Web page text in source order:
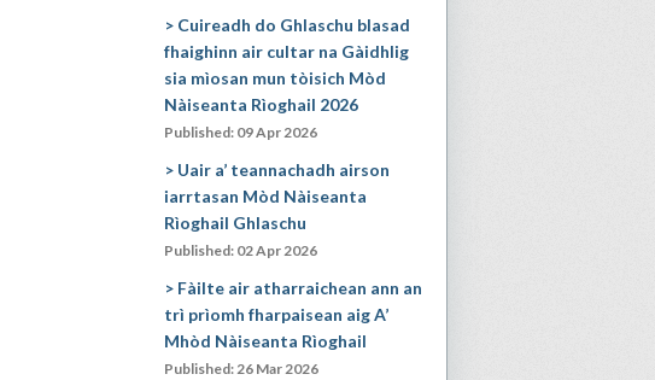
Cuireadh do Ghlaschu blasad
fhaighinn air cultar na Gàidhlig
sia mìosan mun tòisich Mòd
Nàiseanta Rìoghail 2026
Published: 09 Apr 2026
Uair a’ teannachadh airson
iarrtasan Mòd Nàiseanta
Rìoghail Ghlaschu
Published: 02 Apr 2026
Fàilte air atharraichean ann an
trì prìomh fharpaisean aig A’
Mhòd Nàiseanta Rìoghail
Published: 26 Mar 2026